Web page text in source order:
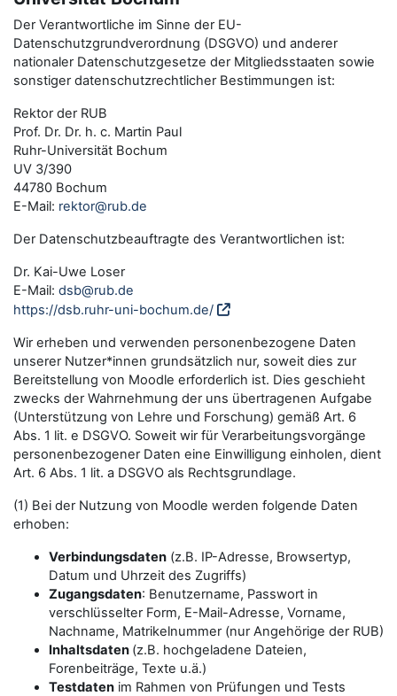
Der Verantwortliche im Sinne der EU-
Datenschutzgrundverordnung (DSGVO) und anderer
nationaler Datenschutzgesetze der Mitgliedsstaaten sowie
sonstiger datenschutzrechtlicher Bestimmungen ist:
Rektor der RUB
Prof. Dr. Dr. h. c. Martin Paul
Ruhr-Universität Bochum
UV 3/390
44780 Bochum
E-Mail: rektor@rub.de
Der Datenschutzbeauftragte des Verantwortlichen ist:
Dr. Kai-Uwe Loser
E-Mail: dsb@rub.de
https://dsb.ruhr-uni-bochum.de/
Wir erheben und verwenden personenbezogene Daten
unserer Nutzer*innen grundsätzlich nur, soweit dies zur
Bereitstellung von Moodle erforderlich ist. Dies geschieht
zwecks der Wahrnehmung der uns übertragenen Aufgabe
(Unterstützung von Lehre und Forschung) gemäß Art. 6
Abs. 1 lit. e DSGVO. Soweit wir für Verarbeitungsvorgänge
personenbezogener Daten eine Einwilligung einholen, dient
Art. 6 Abs. 1 lit. a DSGVO als Rechtsgrundlage.
(1) Bei der Nutzung von Moodle werden folgende Daten
erhoben:
Verbindungsdaten (z.B. IP-Adresse, Browsertyp,
Datum und Uhrzeit des Zugriffs)
Zugangsdaten: Benutzername, Passwort in
verschlüsselter Form, E-Mail-Adresse, Vorname,
Nachname, Matrikelnummer (nur Angehörige der RUB)
Inhaltsdaten (z.B. hochgeladene Dateien,
Forenbeiträge, Texte u.ä.)
Testdaten im Rahmen von Prüfungen und Tests